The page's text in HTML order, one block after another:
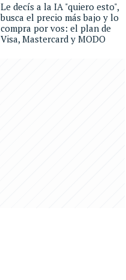
Le decís a la IA "quiero esto",
busca el precio más bajo y lo
compra por vos: el plan de
Visa, Mastercard y MODO